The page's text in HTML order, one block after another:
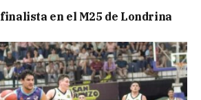
en el M25 de Londrina